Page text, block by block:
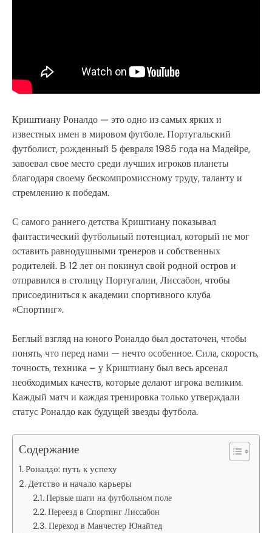
Криштиану Роналдо — это одно из самых ярких и
известных имен в мировом футболе. Португальский
футболист, рожденный 5 февраля 1985 года на Мадейре,
завоевал свое место среди лучших игроков планеты
благодаря своему бескомпромиссному труду, таланту и
стремлению к победам.
С самого раннего детства Криштиану показывал
фантастический футбольный потенциал, который не мог
оставить равнодушными тренеров и собственных
родителей. В 12 лет он покинул свой родной остров и
отправился в столицу Португалии, Лиссабон, чтобы
присоединиться к академии спортивного клуба
«Спортинг».
Беглый взгляд на юного Роналдо был достаточен, чтобы
понять, что перед нами — нечто особенное. Сила, скорость,
точность, техника – у Криштиану был весь арсенал
необходимых качеств, которые делают игрока великим.
Каждый матч и каждая тренировка только утверждали
статус Роналдо как будущей звезды футбола.
Содержание
Роналдо: путь к успеху
Детство и начало карьеры
Первые шаги на футбольном поле
Переезд в Спортинг Лиссабон
Переход в Манчестер Юнайтед